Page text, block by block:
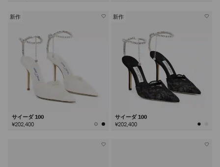
新作
サイーダ 100
¥202,400
新作
サイーダ 100
¥202,400